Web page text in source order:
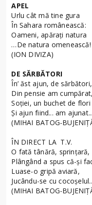
APEL
Urlu cât mă tine gura
În Sahara românească:
Oameni, apăraţi natura
…De natura omenească!
(ION DIVIZA)
DE SĂRBĂTORI
În’ ăst ajun, de sărbători,
Din pensie am cumpărat,
Soţiei, un buchet de flori
Şi ajun fiind... am ajunat...
(MIHAI BATOG-
ÎN DIRECT LA T.V.
O fată tânără, sprinţară,
Plângând a spus că-şi
Luase-o gripă aviară,
Jucându-se cu
(MIHAI BATOG-